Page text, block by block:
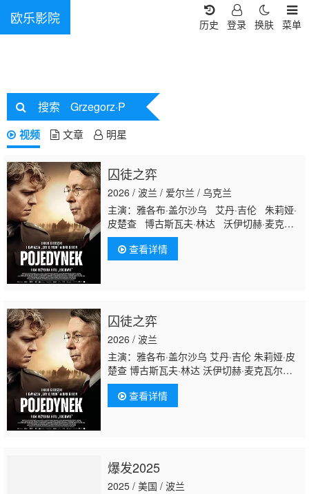
欧乐影院 菜单
换肤
登录
历史
搜索 Grzegorz·P
视频 文章 明星
囚徒之弈
2026 / 波兰 / 爱尔兰 / 乌克兰
主演：雅各布·盖尔沙乌 艾丹·吉伦 朱莉娅·
皮楚查 博古斯瓦夫·林达 沃伊切赫·麦克瓦
尔达斯基 安娜·普洛克尼亚克 马特乌什·科
希丘凯维奇 托马斯·科特 马格达莱纳·科莱
斯尼克 保罗·弗里曼 安东尼·帕利基 Grisha
查看详情
囚徒之弈
2026 / 波兰
主演：雅各布·盖尔沙乌 艾丹·吉伦 朱莉娅·皮
楚查 博古斯瓦夫·林达 沃伊切赫·麦克瓦尔达斯
基 安娜·普洛克尼亚克 马特乌什·科希丘凯维
奇 托马斯·科特 马格达莱纳·科莱斯尼克 保罗·
弗里曼 安东尼·帕利基 Grisha
查看详情
爆发2025
2025 / 美国 / 波兰